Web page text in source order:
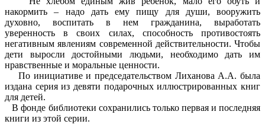
накормить – надо дать ему пищу для души, вооружить
духовно, воспитать в нем гражданина, выработать
уверенность в своих силах, способность противостоять
негативным явлениям современной действительности. Чтобы
дети выросли достойными людьми, необходимо дать им
нравственные и моральные ценности.
По инициативе и председательством Лиханова А.А. была
издана серия из девяти подарочных иллюстрированных книг
для детей.
В фонде библиотеки сохранились только первая и последняя
книги из этой серии.